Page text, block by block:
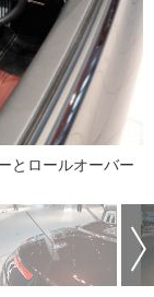
とロールオーバー